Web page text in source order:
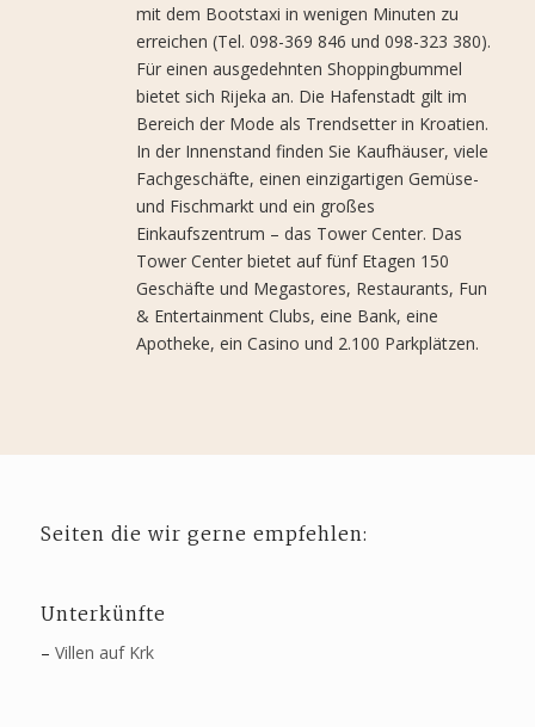
mit dem Bootstaxi in wenigen Minuten zu
erreichen (Tel. 098-369 846 und 098-323 380).
Für einen ausgedehnten Shoppingbummel
bietet sich Rijeka an. Die Hafenstadt gilt im
Bereich der Mode als Trendsetter in Kroatien.
In der Innenstand finden Sie Kaufhäuser, viele
Fachgeschäfte, einen einzigartigen Gemüse-
und Fischmarkt und ein großes
Einkaufszentrum – das Tower Center. Das
Tower Center bietet auf fünf Etagen 150
Geschäfte und Megastores, Restaurants, Fun
& Entertainment Clubs, eine Bank, eine
Apotheke, ein Casino und 2.100 Parkplätzen.
Seiten die wir gerne empfehlen:
Unterkünfte
– Villen auf Krk